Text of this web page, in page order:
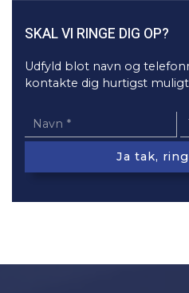
SKAL VI RINGE DIG OP?
Udfyld blot navn og
kontakte dig hurtigst